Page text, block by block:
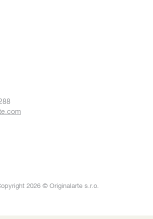
2026 © Originalarte s.r.o.